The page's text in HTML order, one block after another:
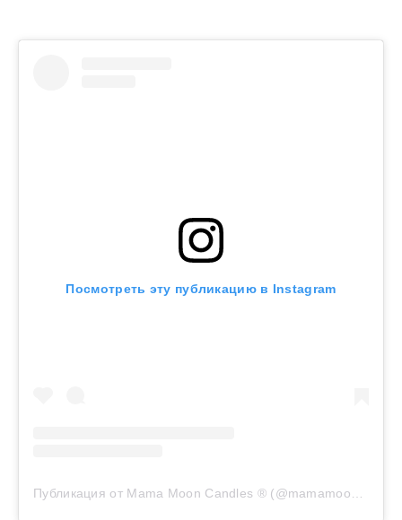
Посмотреть эту публикацию в Instagram